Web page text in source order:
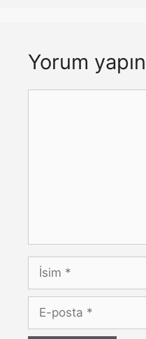
Yorum yapın
İsim
posta